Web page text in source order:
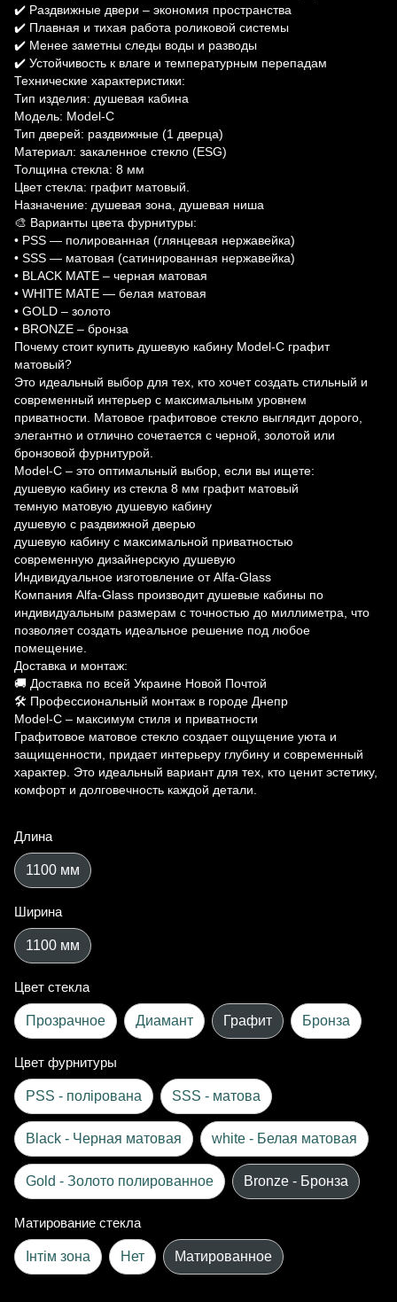
✔️ Раздвижные двери – экономия пространства
✔️ Плавная и тихая работа роликовой системы
✔️ Менее заметны следы воды и разводы
✔️ Устойчивость к влаге и температурным перепадам
Технические характеристики:
Тип изделия: душевая кабина
Модель: Model-C
Тип дверей: раздвижные (1 дверца)
Материал: закаленное стекло (ESG)
Толщина стекла: 8 мм
Цвет стекла: графит матовый.
Назначение: душевая зона, душевая ниша
🎨 Варианты цвета фурнитуры:
• PSS — полированная (глянцевая нержавейка)
• SSS — матовая (сатинированная нержавейка)
• BLACK MATE – черная матовая
• WHITE MATE — белая матовая
• GOLD – золото
• BRONZE – бронза
Почему стоит купить душевую кабину Model-C графит
матовый?
Это идеальный выбор для тех, кто хочет создать стильный и
современный интерьер с максимальным уровнем
приватности. Матовое графитовое стекло выглядит дорого,
элегантно и отлично сочетается с черной, золотой или
бронзовой фурнитурой.
Model-C – это оптимальный выбор, если вы ищете:
душевую кабину из стекла 8 мм графит матовый
темную матовую душевую кабину
душевую с раздвижной дверью
душевую кабину с максимальной приватностью
современную дизайнерскую душевую
Индивидуальное изготовление от Alfa-Glass
Компания Alfa-Glass производит душевые кабины по
индивидуальным размерам с точностью до миллиметра, что
позволяет создать идеальное решение под любое
помещение.
Доставка и монтаж:
🚚 Доставка по всей Украине Новой Почтой
🛠 Профессиональный монтаж в городе Днепр
Model-C – максимум стиля и приватности
Графитовое матовое стекло создает ощущение уюта и
защищенности, придает интерьеру глубину и современный
характер. Это идеальный вариант для тех, кто ценит эстетику,
комфорт и долговечность каждой детали.
Длина
1100 мм
Ширина
1100 мм
Цвет стекла
Прозрачное Диамант Графит Бронза
Цвет фурнитуры
PSS - полірована SSS - матова
Black - Черная матовая white - Белая матовая
Gold - Золото полированное Bronze - Бронза
Матирование стекла
Інтім зона Нет Матированное